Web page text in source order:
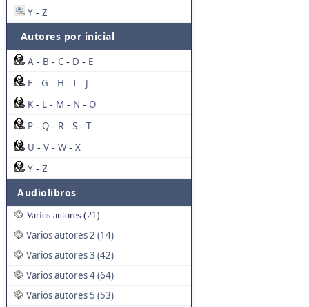
Y - Z
Autores por inicial
A - B - C - D - E
F - G - H - I - J
K - L - M - N - O
P - Q - R - S - T
U - V - W - X
Y - Z
Audiolibros
Varios autores (21)
Varios autores 2 (14)
Varios autores 3 (42)
Varios autores 4 (64)
Varios autores 5 (53)